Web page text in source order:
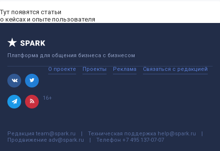
Тут появятся статьи
о кейсах и опыте пользователя
Платформа для общения бизнеса с бизнесом
О проекте Проекты Реклама Связаться с редакцией
16+
Редакция team@spark.ru Техническая поддержка help@spark.ru
Продвижение adv@spark.ru Телефон +7 495 137-07-07